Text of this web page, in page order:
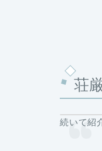
荘
続いて紹